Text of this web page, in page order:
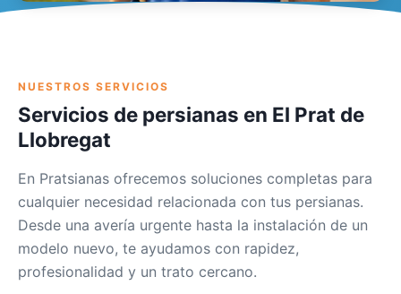
NUESTROS SERVICIOS
Servicios de persianas en El Prat de
Llobregat
En Pratsianas ofrecemos soluciones completas para
cualquier necesidad relacionada con tus persianas.
Desde una avería urgente hasta la instalación de un
modelo nuevo, te ayudamos con rapidez,
profesionalidad y un trato cercano.